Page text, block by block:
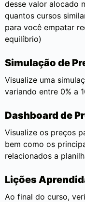
desse valor alocado
quantos cursos
para você empatar
equilíbrio)
Simulação de
Visualize uma
variando entre 0% a
Dashboard de
Visualize os preços
bem como os
relacionados a
Lições
Ao final do curso,